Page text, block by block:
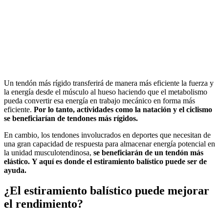
Un tendón más rígido transferirá de manera más eficiente la fuerza y
la energía desde el músculo al hueso haciendo que el metabolismo
pueda convertir esa energía en trabajo mecánico en forma más
eficiente. Por lo tanto, actividades como la natación y el ciclismo
se beneficiarían de tendones más rígidos.
En cambio, los tendones involucrados en deportes que necesitan de
una gran capacidad de respuesta para almacenar energía potencial en
la unidad musculotendinosa, se beneficiarán de un tendón más
elástico. Y aquí es donde el estiramiento balístico puede ser de
ayuda.
¿El estiramiento balístico puede mejorar
el rendimiento?